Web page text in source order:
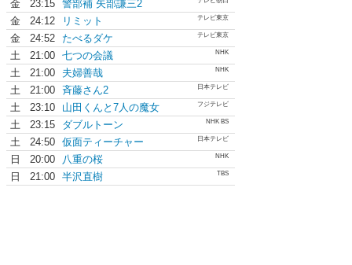
金 23:15 警部補 矢部謙三2
金 24:12 リミット テレビ東京
金 24:52 たべるダケ テレビ東京
土 21:00 七つの会議 NHK
土 21:00 夫婦善哉 NHK
土 21:00 斉藤さん2 日本テレビ
土 23:10 山田くんと7人の魔女 フジテレビ
土 23:15 ダブルトーン NHK BS
土 24:50 仮面ティーチャー 日本テレビ
日 20:00 八重の桜 NHK
日 21:00 半沢直樹 TBS